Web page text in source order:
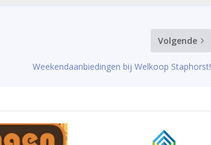
Volgende
Weekendaanbiedingen bij Welkoop Staphorst!